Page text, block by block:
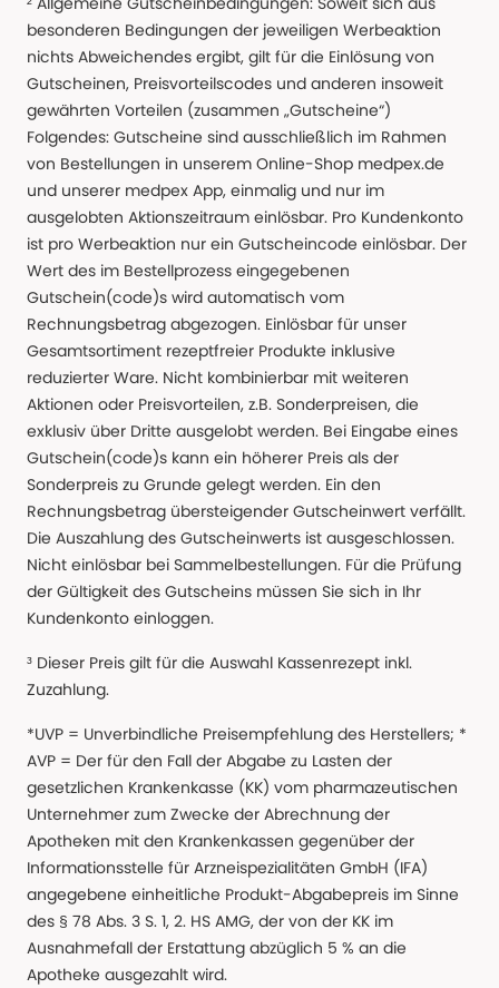
besonderen Bedingungen der jeweiligen Werbeaktion
nichts Abweichendes ergibt, gilt für die Einlösung von
Gutscheinen, Preisvorteilscodes und anderen insoweit
gewährten Vorteilen (zusammen „Gutscheine“)
Folgendes: Gutscheine sind ausschließlich im Rahmen
von Bestellungen in unserem Online-Shop medpex.de
und unserer medpex App, einmalig und nur im
ausgelobten Aktionszeitraum einlösbar. Pro Kundenkonto
ist pro Werbeaktion nur ein Gutscheincode einlösbar. Der
Wert des im Bestellprozess eingegebenen
Gutschein(code)s wird automatisch vom
Rechnungsbetrag abgezogen. Einlösbar für unser
Gesamtsortiment rezeptfreier Produkte inklusive
reduzierter Ware. Nicht kombinierbar mit weiteren
Aktionen oder Preisvorteilen, z.B. Sonderpreisen, die
exklusiv über Dritte ausgelobt werden. Bei Eingabe eines
Gutschein(code)s kann ein höherer Preis als der
Sonderpreis zu Grunde gelegt werden. Ein den
Rechnungsbetrag übersteigender Gutscheinwert verfällt.
Die Auszahlung des Gutscheinwerts ist ausgeschlossen.
Nicht einlösbar bei Sammelbestellungen. Für die Prüfung
der Gültigkeit des Gutscheins müssen Sie sich in Ihr
Kundenkonto einloggen.
³ Dieser Preis gilt für die Auswahl Kassenrezept inkl.
Zuzahlung.
*UVP = Unverbindliche Preisempfehlung des Herstellers; *
AVP = Der für den Fall der Abgabe zu Lasten der
gesetzlichen Krankenkasse (KK) vom pharmazeutischen
Unternehmer zum Zwecke der Abrechnung der
Apotheken mit den Krankenkassen gegenüber der
Informationsstelle für Arzneispezialitäten GmbH (IFA)
angegebene einheitliche Produkt-Abgabepreis im Sinne
des § 78 Abs. 3 S. 1, 2. HS AMG, der von der KK im
Ausnahmefall der Erstattung abzüglich 5 % an die
Apotheke ausgezahlt wird.